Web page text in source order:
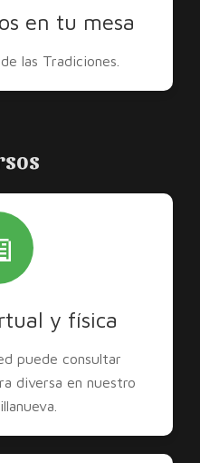
en tu mesa
las Tradiciones.
y física
puede consultar
diversa en nuestro